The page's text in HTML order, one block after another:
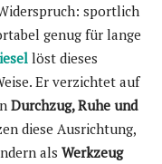
sportlich
genug für lange
löst dieses
Er verzichtet auf
Durchzug, Ruhe und
diese Ausrichtung,
als Werkzeug